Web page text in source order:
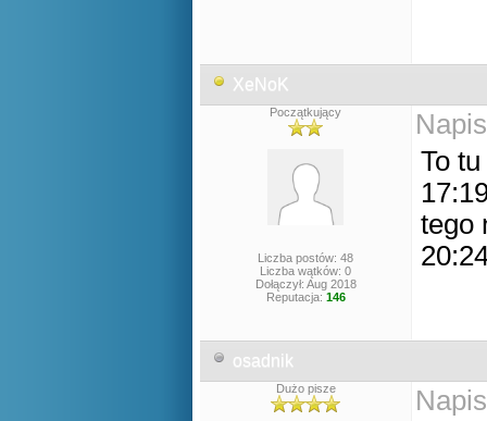
XeNoK
Początkujący
Liczba postów: 48
Liczba wątków: 0
Dołączył: Aug 2018
Reputacja: 146
To
tego
osadnik
Dużo pisze